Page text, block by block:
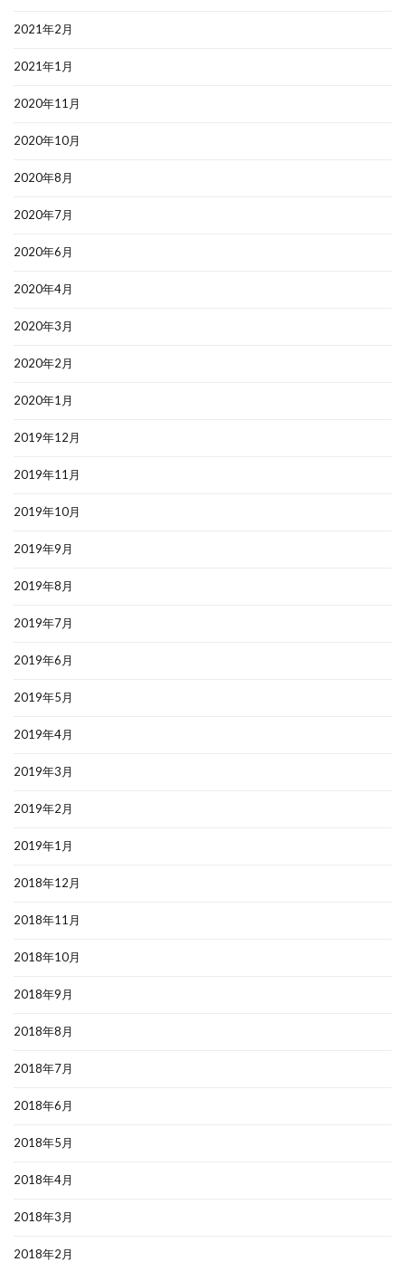
2021年2月
2021年1月
2020年11月
2020年10月
2020年8月
2020年7月
2020年6月
2020年4月
2020年3月
2020年2月
2020年1月
2019年12月
2019年11月
2019年10月
2019年9月
2019年8月
2019年7月
2019年6月
2019年5月
2019年4月
2019年3月
2019年2月
2019年1月
2018年12月
2018年11月
2018年10月
2018年9月
2018年8月
2018年7月
2018年6月
2018年5月
2018年4月
2018年3月
2018年2月